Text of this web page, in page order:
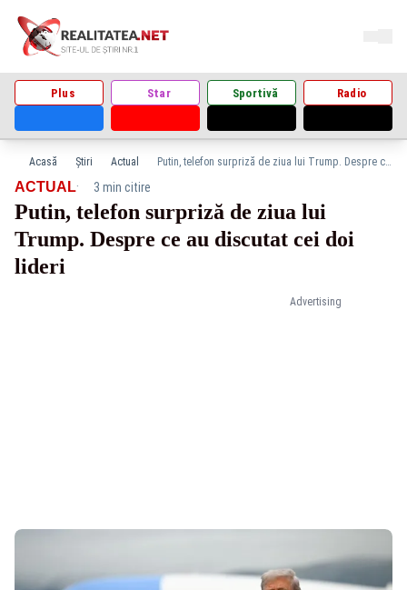
Plus Star Sportivă Radio
Acasă Știri Actual Putin, telefon surpriză de ziua lui Trump. Despre ce au discutat cei doi lideri
Advertising
ACTUAL· 3 min citire
Putin, telefon surpriză de ziua lui
Trump. Despre ce au discutat cei doi
lideri